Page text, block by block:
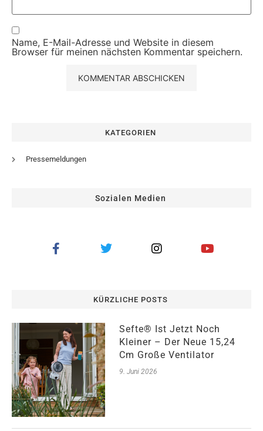
Name, E-Mail-Adresse und Website in diesem
Browser für meinen nächsten Kommentar speichern.
KATEGORIEN
Pressemeldungen
Sozialen Medien
KÜRZLICHE POSTS
Sefte® Ist Jetzt Noch
Kleiner – Der Neue 15,24
Cm Große Ventilator
9. Juni 2026